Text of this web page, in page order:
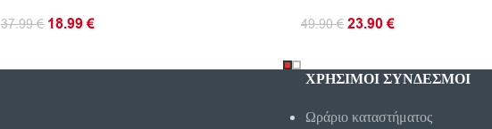
37.99€ 18.99€ 49.90€ 23.90€
ΧΡΗΣΙΜΟΙ ΣΥΝΔΕΣΜΟΙ
Ωράριο καταστήματος